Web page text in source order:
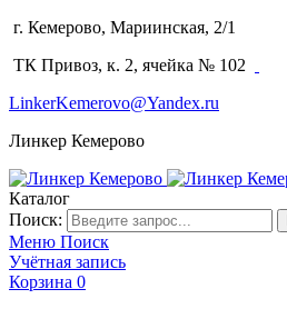
г. Кемерово, Мариинская, 2/1
ТК Привоз, к. 2, ячейка № 102
LinkerKemerovo@Yandex.ru
Линкер Кемерово
Каталог
Поиск:
Меню Поиск
Учётная запись
Корзина 0